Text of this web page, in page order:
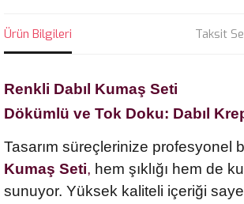
Ürün Bilgileri Taksit
Renkli Dabıl Kumaş Seti
Dökümlü ve Tok Doku: Dabıl
Tasarım süreçlerinize profesyonel
Kumaş Seti, hem şıklığı hem de
sunuyor. Yüksek kaliteli içeriği